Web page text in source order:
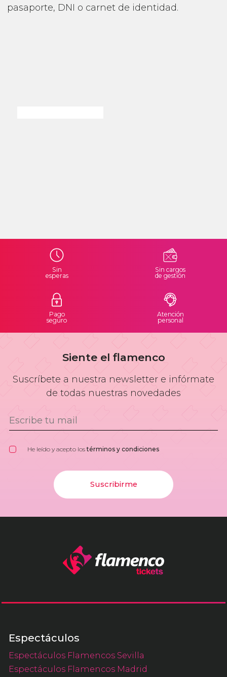
pasaporte, DNI o carnet de identidad.
Sin
esperas
Sin cargos
de gestión
Pago
seguro
Atención
personal
Siente el flamenco
Suscríbete a nuestra newsletter e infórmate
de todas nuestras novedades
He leído y acepto lostérminos y condiciones
Suscribirme
Espectáculos
Espectáculos Flamencos Sevilla
Espectáculos Flamencos Madrid